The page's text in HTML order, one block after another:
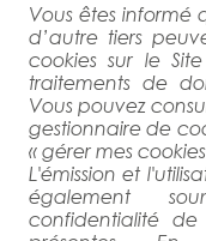
Vous êtes informé
d’autre tiers
cookies sur le
traitements de
Vous pouvez
gestionnaire de
« gérer mes cookies
L'émission et
également
confidentialité